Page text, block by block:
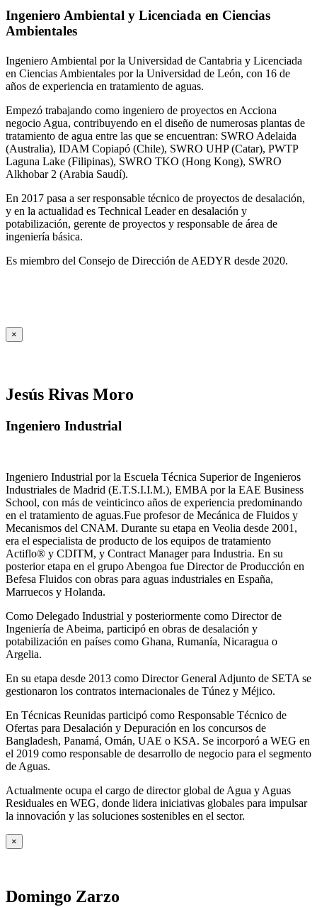
Ingeniero Ambiental y Licenciada en Ciencias
Ambientales
Ingeniero Ambiental por la Universidad de Cantabria y Licenciada
en Ciencias Ambientales por la Universidad de León, con 16 de
años de experiencia en tratamiento de aguas.
Empezó trabajando como ingeniero de proyectos en Acciona
negocio Agua, contribuyendo en el diseño de numerosas plantas de
tratamiento de agua entre las que se encuentran: SWRO Adelaida
(Australia), IDAM Copiapó (Chile), SWRO UHP (Catar), PWTP
Laguna Lake (Filipinas), SWRO TKO (Hong Kong), SWRO
Alkhobar 2 (Arabia Saudí).
En 2017 pasa a ser responsable técnico de proyectos de desalación,
y en la actualidad es Technical Leader en desalación y
potabilización, gerente de proyectos y responsable de área de
ingeniería básica.
Es miembro del Consejo de Dirección de AEDYR desde 2020.
×
Jesús Rivas Moro
Ingeniero Industrial
Ingeniero Industrial por la Escuela Técnica Superior de Ingenieros
Industriales de Madrid (E.T.S.I.I.M.), EMBA por la EAE Business
School, con más de veinticinco años de experiencia predominando
en el tratamiento de aguas.Fue profesor de Mecánica de Fluidos y
Mecanismos del CNAM. Durante su etapa en Veolia desde 2001,
era el especialista de producto de los equipos de tratamiento
Actiflo® y CDITM, y Contract Manager para Industria. En su
posterior etapa en el grupo Abengoa fue Director de Producción en
Befesa Fluidos con obras para aguas industriales en España,
Marruecos y Holanda.
Como Delegado Industrial y posteriormente como Director de
Ingeniería de Abeima, participó en obras de desalación y
potabilización en países como Ghana, Rumanía, Nicaragua o
Argelia.
En su etapa desde 2013 como Director General Adjunto de SETA se
gestionaron los contratos internacionales de Túnez y Méjico.
En Técnicas Reunidas participó como Responsable Técnico de
Ofertas para Desalación y Depuración en los concursos de
Bangladesh, Panamá, Omán, UAE o KSA. Se incorporó a WEG en
el 2019 como responsable de desarrollo de negocio para el segmento
de Aguas.
Actualmente ocupa el cargo de director global de Agua y Aguas
Residuales en WEG, donde lidera iniciativas globales para impulsar
la innovación y las soluciones sostenibles en el sector.
×
Domingo Zarzo